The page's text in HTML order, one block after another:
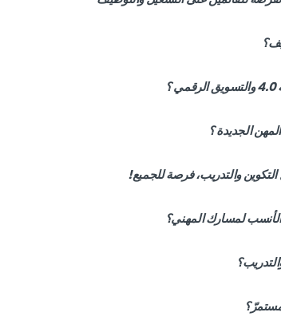
الجديدة ؟
والتدريب، فرصة للجميع!
الأنسب لمسارك المهني؟